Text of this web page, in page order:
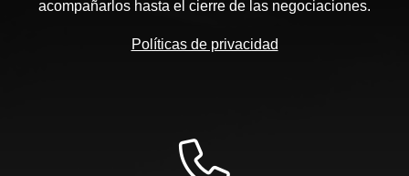
acompañarlos hasta el cierre de las negociaciones.
Políticas de privacidad